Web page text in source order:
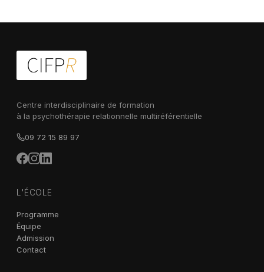
Centre interdisciplinaire de formation
à la psychothérapie relationnelle multiréférentielle
09 72 15 89 97
L'ÉCOLE
Programme
Équipe
Admission
Contact